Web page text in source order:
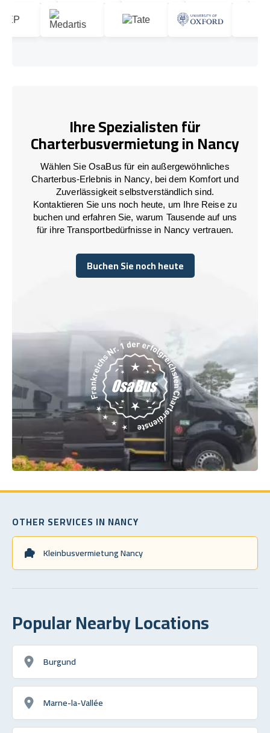
Ihre Spezialisten für
Charterbusvermietung in Nancy
Wählen Sie OsaBus für ein außergewöhnliches
Charterbus-Erlebnis in Nancy, bei dem Komfort und
Zuverlässigkeit selbstverständlich sind.
Kontaktieren Sie uns noch heute, um Ihre Reise zu
buchen und erfahren Sie, warum Tausende auf uns
für ihre Transportbedürfnisse in Nancy vertrauen.
Buchen Sie noch heute
Buchen Sie noch heute
OTHER SERVICES IN NANCY
Kleinbusvermietung Nancy
Popular Nearby Locations
Burgund
Marne-la-Vallée